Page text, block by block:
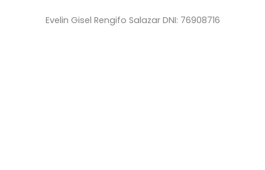
Evelin Gisel Rengifo Salazar DNI: 76908716